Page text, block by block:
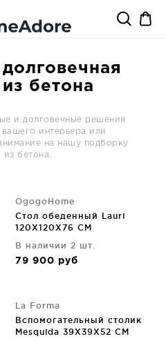
бетона
и долговечные решения
интерьера или
на нашу подборку
из бетона.
OgogoHome
Стол обеденный Lauri
120X120X76 CM
В наличии 2 шт.
79 900 руб
La Forma
Вспомогательный столик
Mesquida 39X39X52 CM